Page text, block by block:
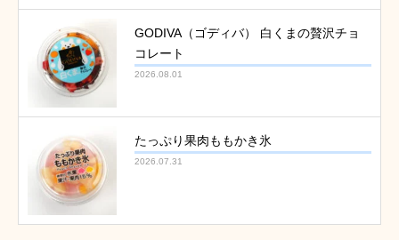
GODIVA（ゴディバ） 白くまの贅沢チョ
コレート
2026.08.01
たっぷり果肉ももかき氷
2026.07.31